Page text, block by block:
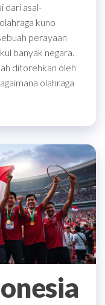
dari asal-
kuno
perayaan
banyak negara.
ditorehkan oleh
olahraga